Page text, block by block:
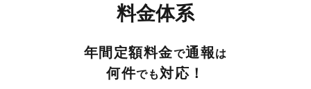
料金体系
年間定額料金で通報は
何件でも 対応！